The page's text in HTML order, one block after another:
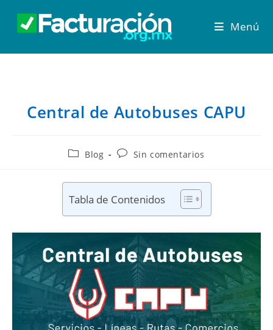
Menú
Central de Autobuses CAPU
Blog Sin comentarios
Tabla de Contenidos